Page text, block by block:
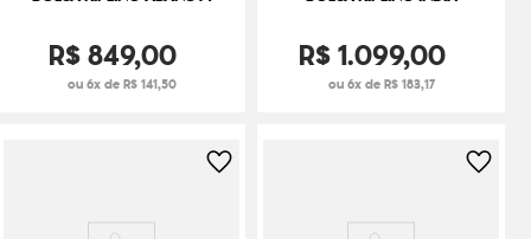
R$849,00
ou 6x de R$ 141,50
R$1.099,00
ou 6x de R$ 183,17